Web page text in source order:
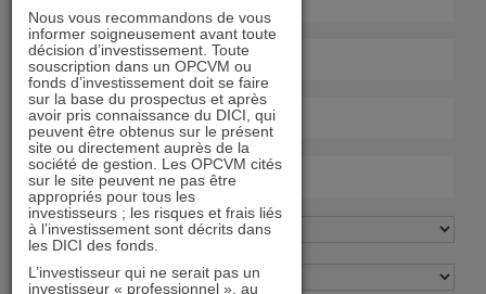
Nous vous recommandons de vous
informer soigneusement avant toute
décision d’investissement. Toute
souscription dans un OPCVM ou
fonds d’investissement doit se faire
sur la base du prospectus et après
avoir pris connaissance du DICI, qui
peuvent être obtenus sur le présent
site ou directement auprès de la
société de gestion. Les OPCVM cités
sur le site peuvent ne pas être
appropriés pour tous les
investisseurs ; les risques et frais liés
à l’investissement sont décrits dans
les DICI des fonds.
L’investisseur qui ne serait pas un
investisseur « professionnel », au